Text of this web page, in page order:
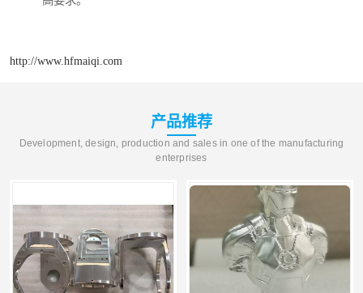
http://www.hfmaiqi.com
产品推荐
Development, design, production and sales in one of the manufacturing
enterprises